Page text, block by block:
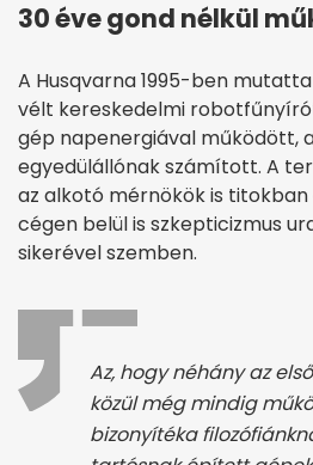
30 éve gond nélkül
A Husqvarna 1995-ben
vélt kereskedelmi
gép napenergiával működött,
egyedülállónak számított. A
az alkotó mérnökök is titokban
cégen belül is szkepticizmus
sikerével szemben.
Az, hogy néhány az
közül még mindig
bizonyítéka